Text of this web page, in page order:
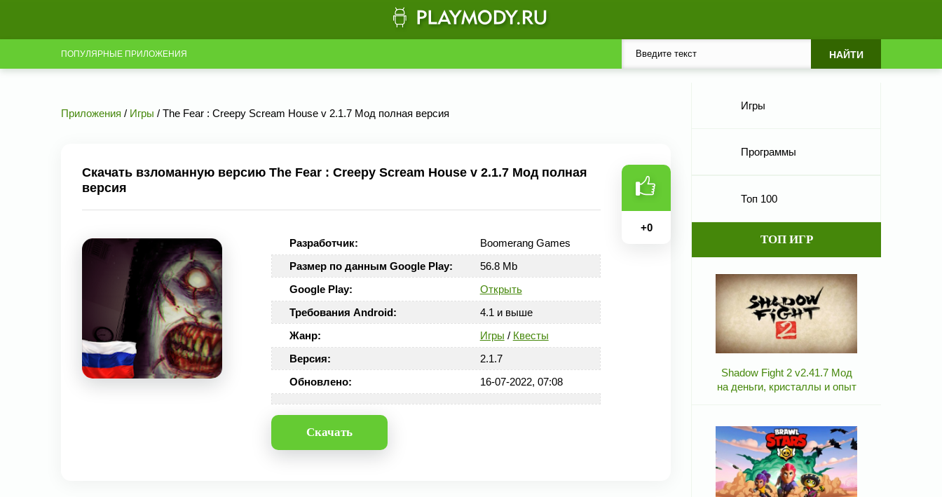
ПОПУЛЯРНЫЕ ПРИЛОЖЕНИЯ
Приложения / Игры / The Fear : Creepy Scream House v 2.1.7 Мод полная версия
Скачать взломанную версию The Fear : Creepy Scream House v 2.1.7 Мод полная
версия
Разработчик:
Boomerang Games
Размер по данным Google Play:
56.8 Mb
Google Play:
Открыть
Требования Android:
4.1 и выше
Жанр:
Игры / Квесты
Версия:
2.1.7
Обновлено:
16-07-2022, 07:08
Скачать
+0
Игры
Программы
Топ 100
ТОП ИГР
Shadow Fight 2 v2.41.7 Мод
на деньги, кристаллы и опыт